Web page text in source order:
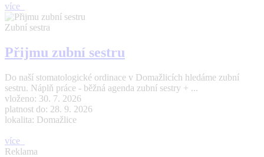
více
Zubní sestra
Přijmu zubní sestru
Do naší stomatologické ordinace v Domažlicích hledáme zubní
sestru. Náplň práce - běžná agenda zubní sestry + ...
vloženo: 30. 7. 2026
platnost do: 28. 9. 2026
lokalita: Domažlice
více
Reklama